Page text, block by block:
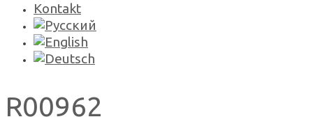
Kontakt
R00962